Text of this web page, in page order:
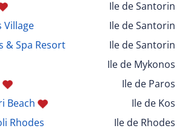
Ile de Santorin
Village
Ile de Santorin
& Spa Resort
Ile de Santorin
Ile de Mykonos
Ile de Paros
Beach
Ile de Kos
Rhodes
Ile de Rhodes